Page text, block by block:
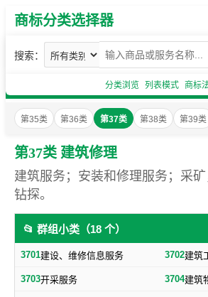
商标分类选择器
搜索：
分类浏览 列表模式 商标
第35类 第36类 第37类 第38类 第39类
第37类 建筑修理
建筑服务；安装和修理服务；采
钻探。
📂 群组小类（18 个）
3701建设、维修信息服务 3702建筑
3703开采服务 3704建筑